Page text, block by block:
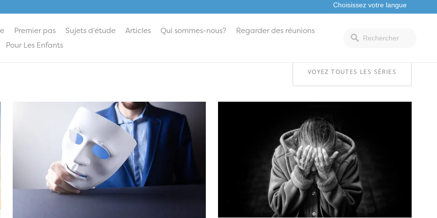
Premier pas Sujets d’étude Articles Qui sommes-nous?
Regarder des réunions
Pour Les Enfants
VOYEZ TOUTES LES SÉRIES